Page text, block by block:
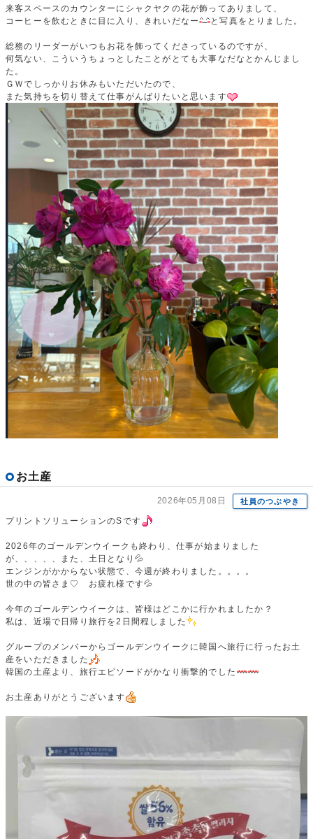
来客スペースのカウンターにシャクヤクの花が飾ってありまして、
コーヒーを飲むときに目に入り、きれいだなー
と写真をとりました。
総務のリーダーがいつもお花を飾ってくださっているのですが、
何気ない、こういうちょっとしたことがとても大事なだなとかんじまし
た。
ＧＷでしっかりお休みもいただいたので、
また気持ちを切り替えて仕事がんばりたいと思います
お土産
2026年05月08日 社員のつぶやき
プリントソリューションのSです
2026年のゴールデンウイークも終わり、仕事が始まりました
が、、、、、また、土日となり💦
エンジンがかからない状態で、今週が終わりました。。。。
世の中の皆さま♡ お疲れ様です💦
今年のゴールデンウイークは、皆様はどこかに行かれましたか？
私は、近場で日帰り旅行を2日間程しました
グループのメンバーからゴールデンウイークに韓国へ旅行に行ったお土
産をいただきました
韓国の土産より、旅行エピソードがかなり衝撃的でした
お土産ありがとうございます